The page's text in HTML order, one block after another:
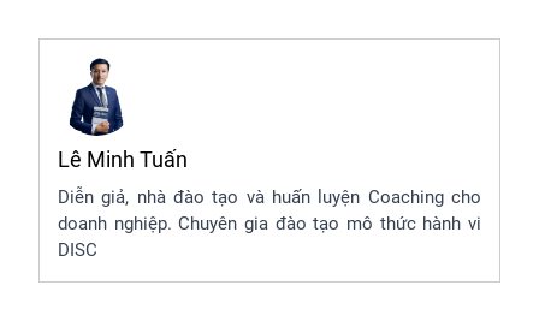
Lê Minh Tuấn
Diễn giả, nhà đào tạo và huấn luyện Coaching cho
doanh nghiệp. Chuyên gia đào tạo mô thức hành vi
DISC